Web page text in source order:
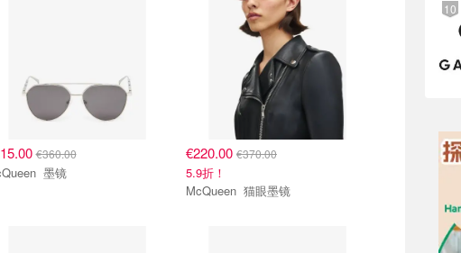
€360.00
McQueen 墨镜
€220.00 €370.00
5.9折！
McQueen 猫眼墨镜